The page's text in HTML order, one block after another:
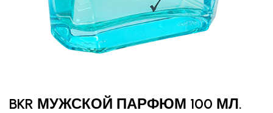
BKR МУЖСКОЙ ПАРФЮМ 100 МЛ.